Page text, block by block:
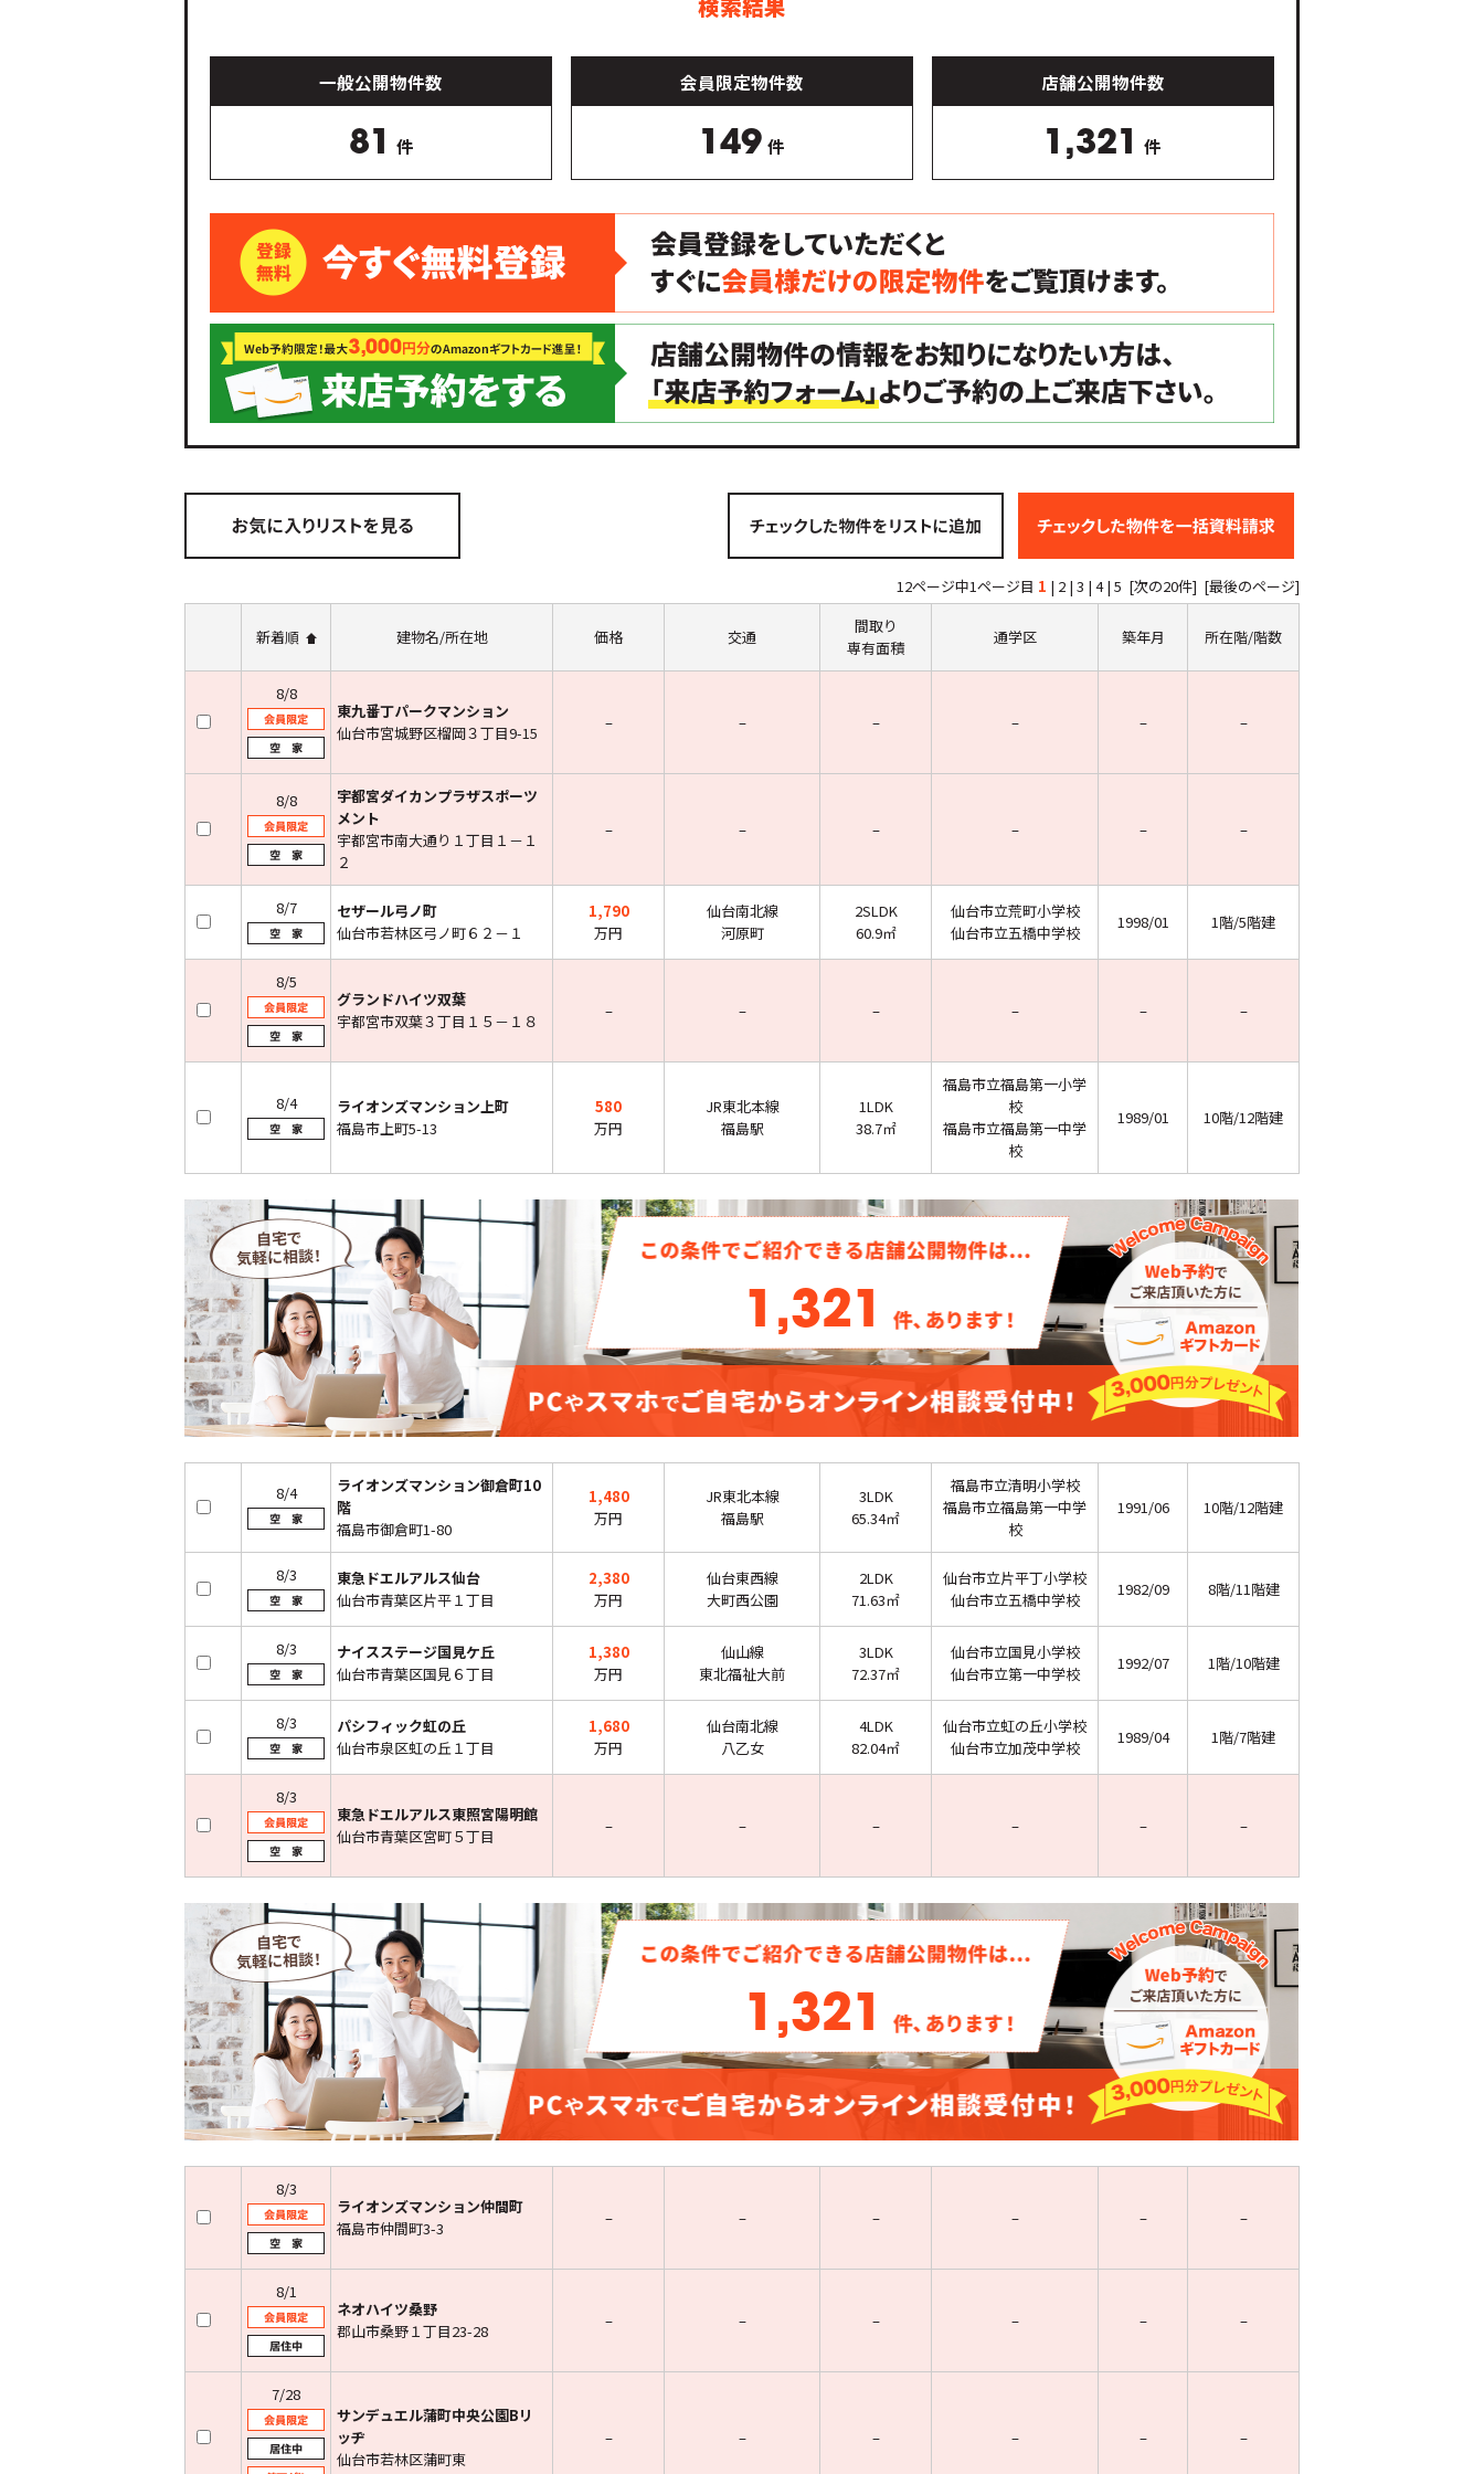
一般公開物件数
81 件
会員限定物件数
149 件
店舗公開物件数
1,321 件
12ページ中1ページ目 1 | 2 | 3 | 4| 5 [次の20件] [最後のページ]
新着順 建物名/所在地 価格 交通
間取り
専有面積
通学区 築年月 所在階/階数
8/8
東九番丁パークマンション
仙台市宮城野区榴岡３丁目9-15
– – – – – –
8/8
宇都宮ダイカンプラザスポーツ
メント
宇都宮市南大通り１丁目１－１
２
– – – – – –
8/7
セザール弓ノ町
仙台市若林区弓ノ町６２－１
1,790
万円
仙台南北線
河原町
2SLDK
60.9㎡
仙台市立荒町小学校
仙台市立五橋中学校
1998/01 1階/5階建
8/5
グランドハイツ双葉
宇都宮市双葉３丁目１５－１８
– – – – – –
8/4
ライオンズマンション上町
福島市上町5-13
580
万円
JR東北本線
福島駅
1LDK
38.7㎡
福島市立福島第一小学
校
福島市立福島第一中学
校
1989/01 10階/12階建
1,321
8/4
ライオンズマンション御倉町10
階
福島市御倉町1-80
1,480
万円
JR東北本線
福島駅
3LDK
65.34㎡
福島市立清明小学校
福島市立福島第一中学
校
1991/06 10階/12階建
8/3
東急ドエルアルス仙台
仙台市青葉区片平１丁目
2,380
万円
仙台東西線
大町西公園
2LDK
71.63㎡
仙台市立片平丁小学校
仙台市立五橋中学校
1982/09 8階/11階建
8/3
ナイスステージ国見ケ丘
仙台市青葉区国見６丁目
1,380
万円
仙山線
東北福祉大前
3LDK
72.37㎡
仙台市立国見小学校
仙台市立第一中学校
1992/07 1階/10階建
8/3
パシフィック虹の丘
仙台市泉区虹の丘１丁目
1,680
万円
仙台南北線
八乙女
4LDK
82.04㎡
仙台市立虹の丘小学校
仙台市立加茂中学校
1989/04 1階/7階建
8/3
東急ドエルアルス東照宮陽明館
仙台市青葉区宮町５丁目
– – – – – –
1,321
8/3
ライオンズマンション仲間町
福島市仲間町3-3
– – – – – –
8/1
ネオハイツ桑野
郡山市桑野１丁目23-28
– – – – – –
7/28
サンデュエル蒲町中央公園Bリ
ッヂ
仙台市若林区蒲町東
– – – – – –